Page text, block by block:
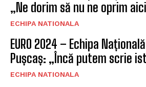
„Ne dorim să nu ne oprim
ECHIPA NATIONALA
EURO 2024 – Echipa
Pușcaș: „Încă putem scrie
ECHIPA NATIONALA